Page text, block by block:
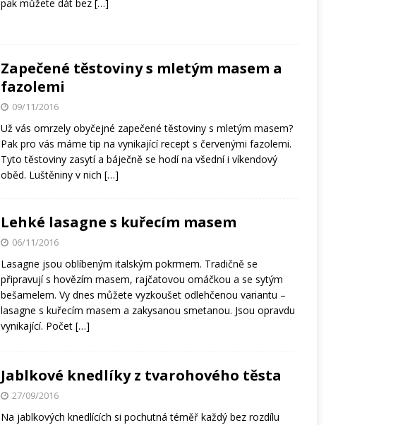
pak můžete dát bez […]
Zapečené těstoviny s mletým masem a
fazolemi
09/11/2016
Už vás omrzely obyčejné zapečené těstoviny s mletým masem?
Pak pro vás máme tip na vynikající recept s červenými fazolemi.
Tyto těstoviny zasytí a báječně se hodí na všední i víkendový
oběd. Luštěniny v nich […]
Lehké lasagne s kuřecím masem
06/11/2016
Lasagne jsou oblíbeným italským pokrmem. Tradičně se
připravují s hovězím masem, rajčatovou omáčkou a se sytým
bešamelem. Vy dnes můžete vyzkoušet odlehčenou variantu –
lasagne s kuřecím masem a zakysanou smetanou. Jsou opravdu
vynikající. Počet […]
Jablkové knedlíky z tvarohového těsta
27/09/2016
Na jablkových knedlících si pochutná téměř každý bez rozdílu